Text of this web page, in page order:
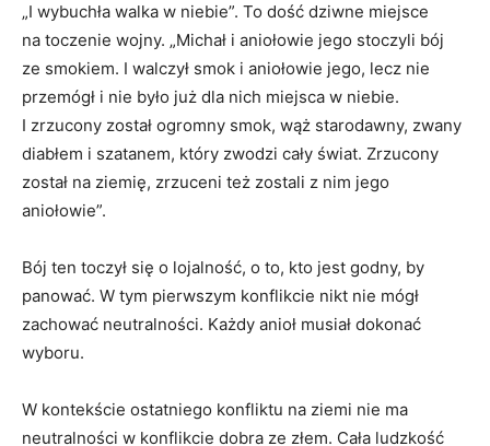
„I wybuchła walka w niebie”. To dość dziwne miejsce
na toczenie wojny. „Michał i aniołowie jego stoczyli bój
ze smokiem. I walczył smok i aniołowie jego, lecz nie
przemógł i nie było już dla nich miejsca w niebie.
I zrzucony został ogromny smok, wąż starodawny, zwany
diabłem i szatanem, który zwodzi cały świat. Zrzucony
został na ziemię, zrzuceni też zostali z nim jego
aniołowie”.
Bój ten toczył się o lojalność, o to, kto jest godny, by
panować. W tym pierwszym konflikcie nikt nie mógł
zachować neutralności. Każdy anioł musiał dokonać
wyboru.
W kontekście ostatniego konfliktu na ziemi nie ma
neutralności w konflikcie dobra ze złem. Cała ludzkość